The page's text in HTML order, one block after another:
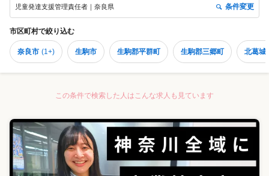
児童発達支援管理責任者｜奈良県 条件変更
市区町村で絞り込む
奈良市 (1+) 生駒市 生駒郡平群町 生駒郡三郷町 北葛城
この条件で検索した人はこんな求人も見ています